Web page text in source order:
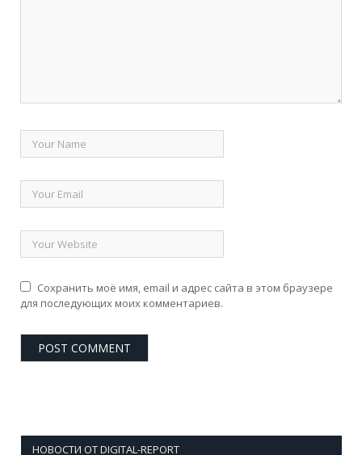
Сохранить моё имя, email и адрес сайта в этом браузере
для последующих моих комментариев.
НОВОСТИ ОТ DIGITAL-REPORT